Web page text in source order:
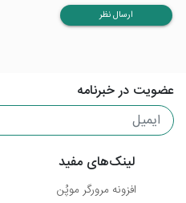
ارسال نظر
عضویت در خبرنامه
لینک‌های مفید
افزونه مرورگر موپُن